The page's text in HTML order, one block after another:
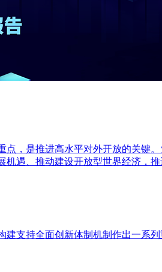
，是推进高水平对外开放的关键
遇、推动建设开放型世界经济，推
支持全面创新体制机制作出一系